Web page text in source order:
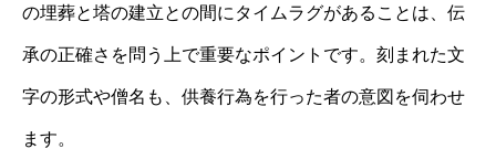
の埋葬と塔の建立との間にタイムラグがあることは、伝
承の正確さを問う上で重要なポイントです。刻まれた文
字の形式や僧名も、供養行為を行った者の意図を伺わせ
ます。